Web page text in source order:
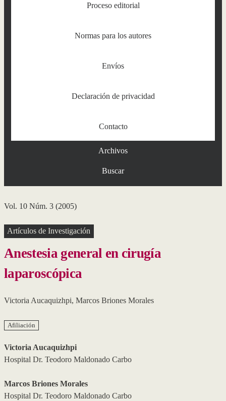
Proceso editorial
Normas para los autores
Envíos
Declaración de privacidad
Contacto
Archivos
Buscar
Vol. 10 Núm. 3 (2005)
Artículos de Investigación
Anestesia general en cirugía
laparoscópica
Victoria Aucaquizhpi, Marcos Briones Morales
Afiliación
Victoria Aucaquizhpi
Hospital Dr. Teodoro Maldonado Carbo
Marcos Briones Morales
Hospital Dr. Teodoro Maldonado Carbo